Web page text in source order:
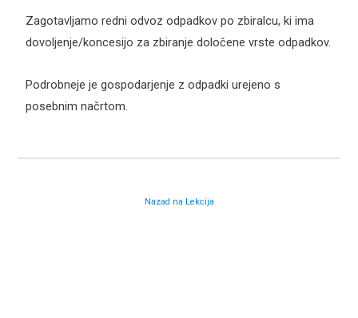
Zagotavljamo redni odvoz odpadkov po zbiralcu, ki ima
dovoljenje/koncesijo za zbiranje določene vrste odpadkov.
Podrobneje je gospodarjenje z odpadki urejeno s
posebnim načrtom.
Nazad na Lekcija